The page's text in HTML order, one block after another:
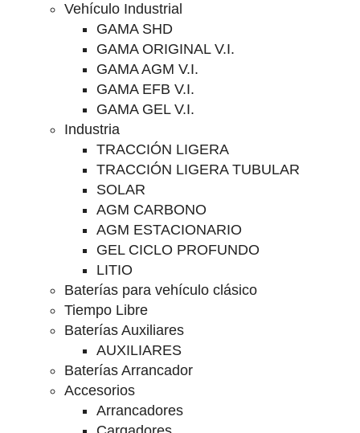
Vehículo Industrial
GAMA SHD
GAMA ORIGINAL V.I.
GAMA AGM V.I.
GAMA EFB V.I.
GAMA GEL V.I.
Industria
TRACCIÓN LIGERA
TRACCIÓN LIGERA TUBULAR
SOLAR
AGM CARBONO
AGM ESTACIONARIO
GEL CICLO PROFUNDO
LITIO
Baterías para vehículo clásico
Tiempo Libre
Baterías Auxiliares
AUXILIARES
Baterías Arrancador
Accesorios
Arrancadores